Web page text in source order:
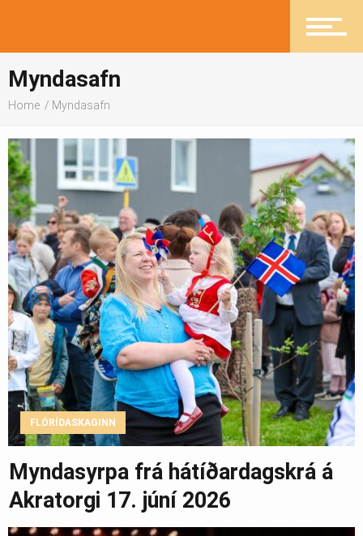
Greinasafn
Ljósmyndasafn
Myndasafn
Home Myndasafn
FLÓRÍDASKAGINN
Myndasyrpa frá hátíðardagskrá á
Akratorgi 17. júní 2026